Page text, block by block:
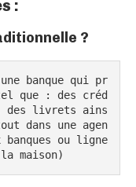
:
?
banque qui pr
que : des créd
des livrets ains
dans une agen
banques ou ligne
maison)